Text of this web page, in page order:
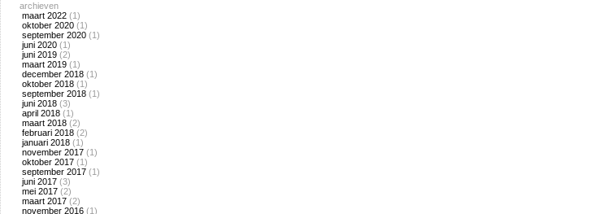
archieven
maart 2022 (1)
oktober 2020 (1)
september 2020 (1)
juni 2020 (1)
juni 2019 (2)
maart 2019 (1)
december 2018 (1)
oktober 2018 (1)
september 2018 (1)
juni 2018 (3)
april 2018 (1)
maart 2018 (2)
februari 2018 (2)
januari 2018 (1)
november 2017 (1)
oktober 2017 (1)
september 2017 (1)
juni 2017 (3)
mei 2017 (2)
maart 2017 (2)
november 2016 (1)